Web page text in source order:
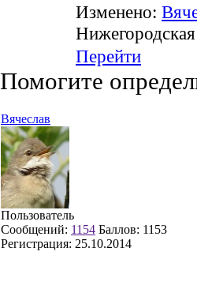
Изменено:
Перейти
Помогите
Вячеслав
Пользователь
Сообщений: 1154 Баллов: 1153
Регистрация: 25.10.2014